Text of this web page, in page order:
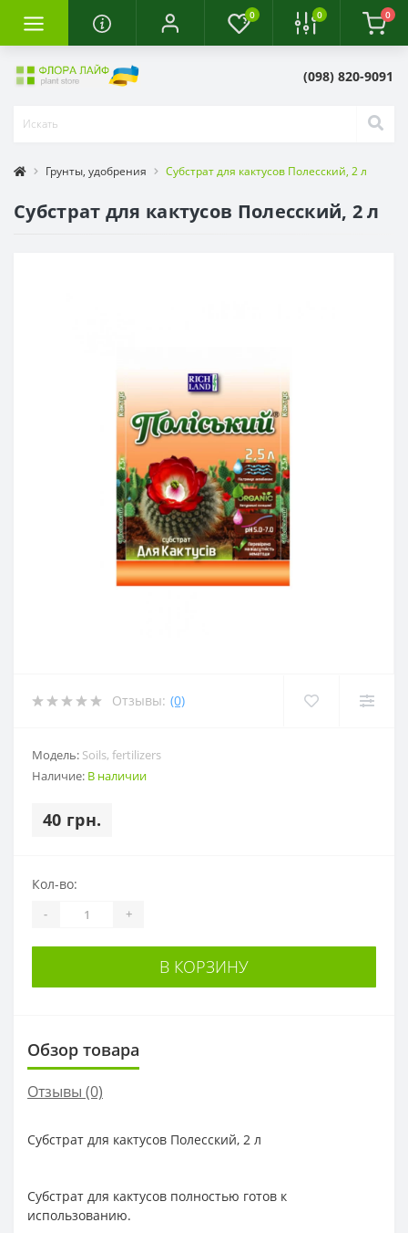
0 0 0
(098) 820-9091
Грунты, удобрения Субстрат для кактусов Полесский, 2 л
Субстрат для кактусов Полесский, 2 л
Отзывы: (0)
Модель: Soils, fertilizers
Наличие: В наличии
40 грн.
Кол-во:
- +
В КОРЗИНУ
Обзор товара
Отзывы (0)
Субстрат для кактусов Полесский, 2 л
Субстрат для кактусов полностью готов к
использованию.